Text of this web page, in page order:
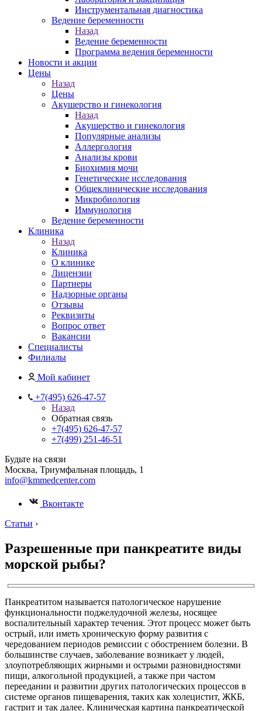
Инструментальная диагностика
Ведение беременности
Назад
Ведение беременности
Программа ведения беременности
Новости и акции
Цены
Назад
Цены
Акушерство и гинекология
Назад
Акушерство и гинекология
Популярные анализы
Аллергология
Анализы крови
Биохимия мочи
Генетические исследования
Общеклинические исследования
Микробиология
Иммунология
Ведение беременности
Клиника
Назад
Клиника
О клинике
Лицензии
Партнеры
Надзорные органы
Отзывы
Реквизиты
Вопрос ответ
Вакансии
Специалисты
Филиалы
Мой кабинет
+7(495) 626-47-57
Назад
Обратная связь
+7(495) 626-47-57
+7(499) 251-46-51
Будьте на связи
Москва, Триумфальная площадь, 1
info@kmmedcenter.com
Вконтакте
Статьи ›
Разрешенные при панкреатите виды
морской рыбы?
Панкреатитом называется патологическое нарушение
функциональности поджелудочной железы, носящее
воспалительный характер течения. Этот процесс может быть
острый, или иметь хроническую форму развития с
чередованием периодов ремиссии с обострением болезни. В
большинстве случаев, заболевание возникает у людей,
злоупотребляющих жирными и острыми разновидностями
пищи, алкогольной продукцией, а также при частом
переедании и развитии других патологических процессов в
системе органов пищеварения, таких как холецистит, ЖКБ,
гастрит и так далее. Клиническая картина панкреатической